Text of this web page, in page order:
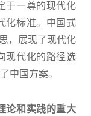
于一尊的现代化
化标准。中国式
，展现了现代化
现代化的路径选
中国方案。
论和实践的重大